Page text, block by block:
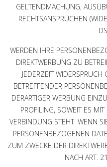
GELTENDMACHUNG,
RECHTSANSPRÜCHEN
WERDEN IHRE
DIREKTWERBUNG ZU
JEDERZEIT
BETREFFENDER
DERARTIGER WERBUNG
PROFILING, SOWEIT ES
VERBINDUNG STEHT. WENN
PERSONENBEZOGENEN
ZUM ZWECKE DER
NACH ART.